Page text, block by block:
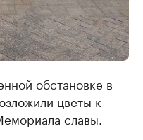
обстановке в
цветы к
славы.